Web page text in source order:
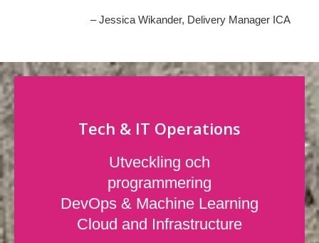
– Jessica Wikander, Delivery Manager ICA
Tech & IT Operations
Utveckling och
programmering
DevOps & Machine Learning
Cloud and Infrastructure